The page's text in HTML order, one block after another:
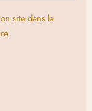
site dans le